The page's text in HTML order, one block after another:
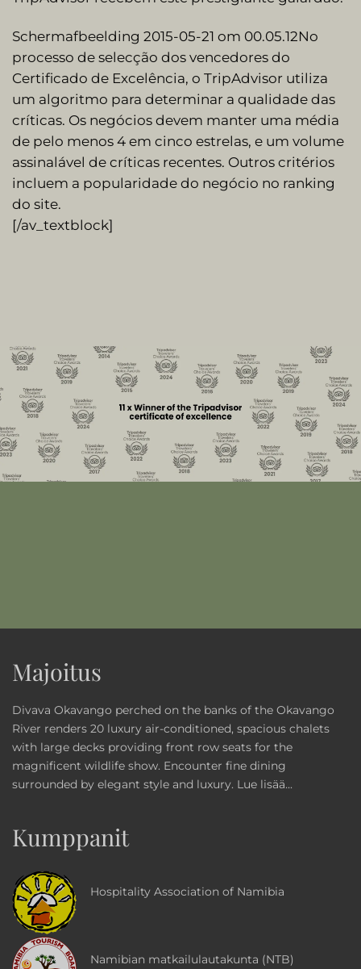
Schermafbeelding 2015-05-21 om 00.05.12No
processo de selecção dos vencedores do
Certificado de Excelência, o TripAdvisor utiliza
um algoritmo para determinar a qualidade das
críticas. Os negócios devem manter uma média
de pelo menos 4 em cinco estrelas, e um volume
assinalável de críticas recentes. Outros critérios
incluem a popularidade do negócio no ranking
do site.
[/av_textblock]
Majoitus
Divava Okavango perched on the banks of the Okavango
River renders 20 luxury air-conditioned, spacious chalets
with large decks providing front row seats for the
magnificent wildlife show. Encounter fine dining
surrounded by elegant style and luxury. Lue lisää...
Kumppanit
Hospitality Association of Namibia
Namibian matkailulautakunta (NTB)